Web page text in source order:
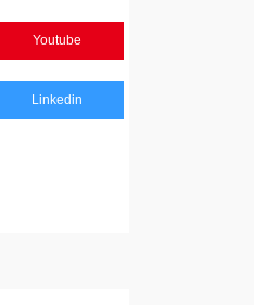
Youtube
Linkedin